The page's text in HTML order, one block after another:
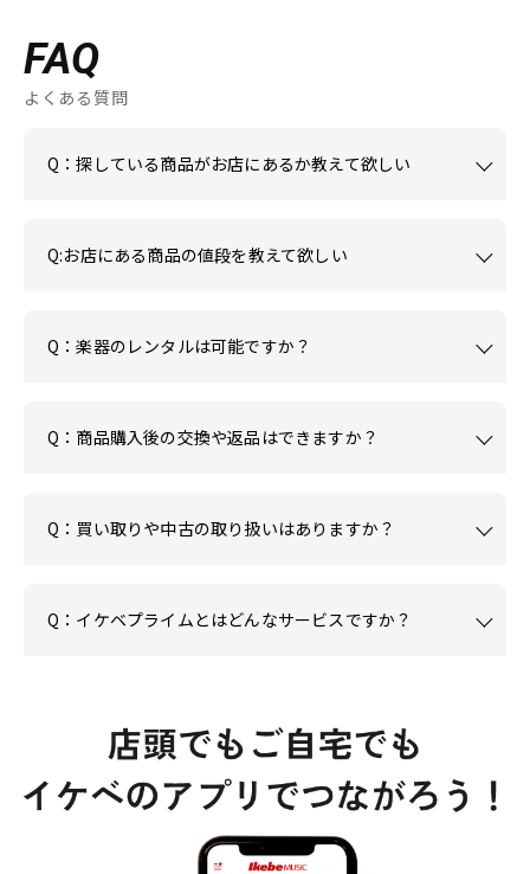
FAQ
よくある質問
Q：探している商品がお店にあるか教えて欲しい
Q:お店にある商品の値段を教えて欲しい
Q：楽器のレンタルは可能ですか？
Q：商品購入後の交換や返品はできますか？
Q：買い取りや中古の取り扱いはありますか？
Q：イケベプライムとはどんなサービスですか？